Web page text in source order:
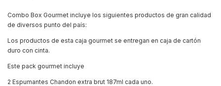
Combo Box Gourmet incluye los siguientes productos de gran calidad
de diversos punto del país:
Los productos de esta caja gourmet se entregan en caja de cartón
duro con cinta.
Este pack gourmet incluye
2 Espumantes Chandon extra brut 187ml cada uno.